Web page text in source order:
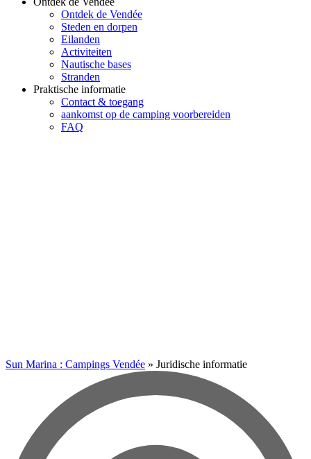
Ontdek de Vendée
Steden en dorpen
Eilanden
Activiteiten
Nautische bases
Stranden
Praktische informatie
Contact & toegang
aankomst op de camping voorbereiden
FAQ
Sun Marina : Campings Vendée » Juridische informatie